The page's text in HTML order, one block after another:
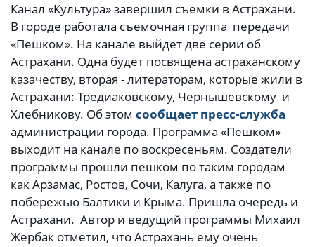
Канал «Культура» завершил съемки в Астрахани.
В городе работала съемочная группа передачи
«Пешком». На канале выйдет две серии об
Астрахани. Одна будет посвящена астраханскому
казачеству, вторая - литераторам, которые жили в
Астрахани: Тредиаковскому, Чернышевскому и
Хлебникову. Об этом сообщает пресс-служба
администрации города. Программа «Пешком»
выходит на канале по воскресеньям. Создатели
программы прошли пешком по таким городам
как Арзамас, Ростов, Сочи, Калуга, а также по
побережью Балтики и Крыма. Пришла очередь и
Астрахани. Автор и ведущий программы Михаил
Жербак отметил, что Астрахань ему очень